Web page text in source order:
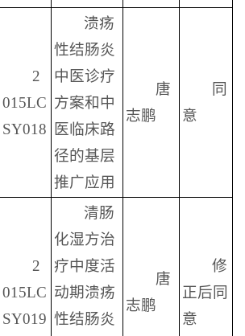
2
015LC
SY018
溃疡
性结肠炎
中医诊疗
方案和中
医临床路
径的基层
推广应用
唐
志鹏
同
意
2
015LC
SY019
清肠
化湿方治
疗中度活
动期溃疡
性结肠炎
唐
志鹏
修
正后同
意